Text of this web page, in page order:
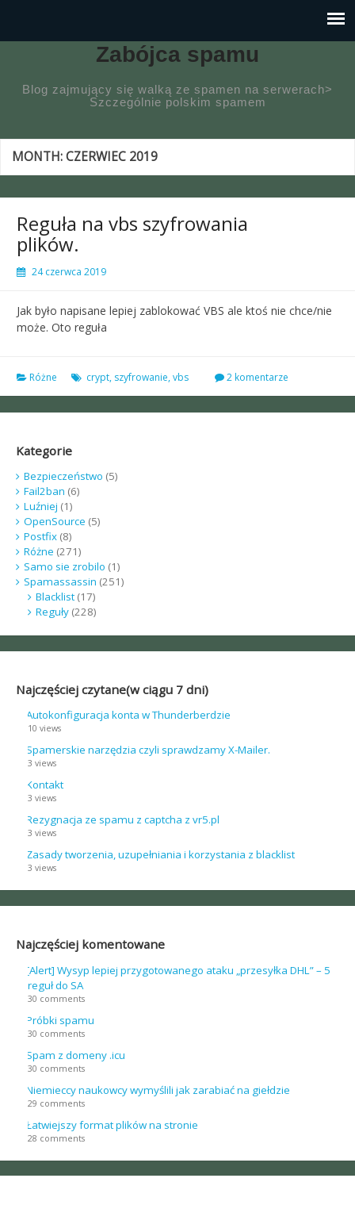
Zabójca spamu
Blog zajmujący się walką ze spamen na serwerach>
Szczególnie polskim spamem
MONTH:CZERWIEC 2019
Reguła na vbs szyfrowania
plików.
24 czerwca 2019
Jak było napisane lepiej zablokować VBS ale ktoś nie chce/nie
może. Oto reguła
Różne crypt, szyfrowanie,vbs 2 komentarze
Kategorie
Bezpieczeństwo (5)
Fail2ban (6)
Luźniej (1)
OpenSource (5)
Postfix(8)
Różne (271)
Samo sie zrobilo (1)
Spamassassin (251)
Blacklist(17)
Reguły(228)
Najczęściej czytane(w ciągu 7 dni)
Autokonfiguracja konta w Thunderberdzie
10 views
Spamerskie narzędzia czyli sprawdzamy X-Mailer.
3 views
Kontakt
3 views
Rezygnacja ze spamu z captcha z vr5.pl
3 views
Zasady tworzenia, uzupełniania i korzystania z blacklist
3 views
Najczęściej komentowane
[Alert] Wysyp lepiej przygotowanego ataku „przesyłka DHL” – 5
reguł do SA
30 comments
Próbki spamu
30 comments
Spam z domeny .icu
30 comments
Niemieccy naukowcy wymyślili jak zarabiać na giełdzie
29 comments
Łatwiejszy format plików na stronie
28 comments